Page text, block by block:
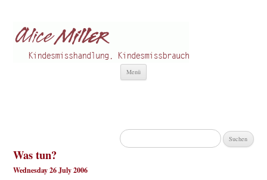
Menü
Suchen
nach:
Was tun?
Wednesday 26 July 2006